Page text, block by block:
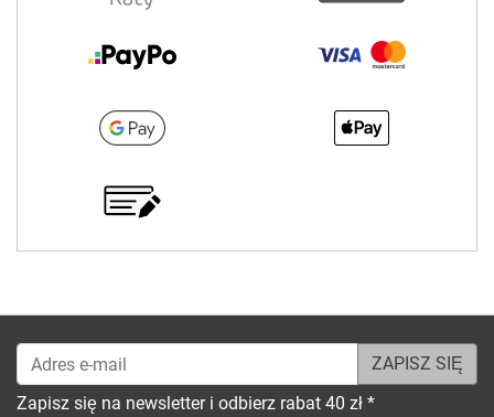
Adres e-mail
Zapisz się na newsletter i odbierz rabat 40 zł *